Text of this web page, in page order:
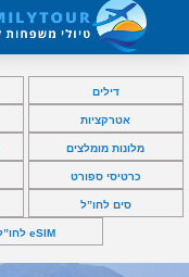
דילים
אטרקציות
מלונות מומלצים
כרטיסי ספורט
סים לחו”ל
eSIM לחו”ל